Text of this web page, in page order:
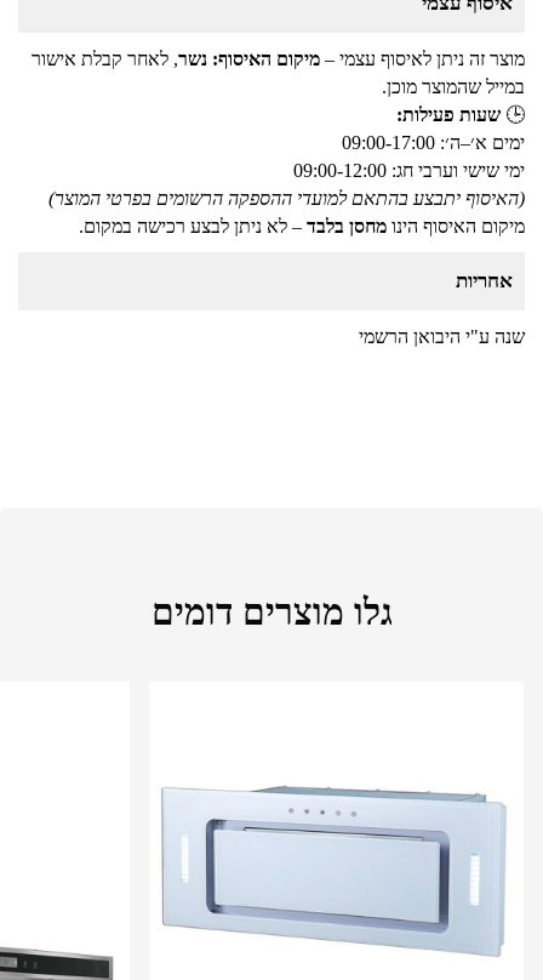
מוצר זה ניתן לאיסוף עצמי – מיקום האיסוף: נשר, לאחר קבלת אישור
במייל שהמוצר מוכן.
🕒 שעות פעילות:
ימים א׳–ה׳: 09:00-17:00
ימי שישי וערבי חג: 09:00-12:00
(האיסוף יתבצע בהתאם למועדי ההספקה הרשומים בפרטי המוצר)
מיקום האיסוף הינו מחסן בלבד – לא ניתן לבצע רכישה במקום.
אחריות
שנה ע"י היבואן הרשמי
גלו מוצרים דומים